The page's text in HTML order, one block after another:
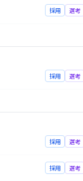
採用 選考
採用 選考
採用 選考
採用 選考